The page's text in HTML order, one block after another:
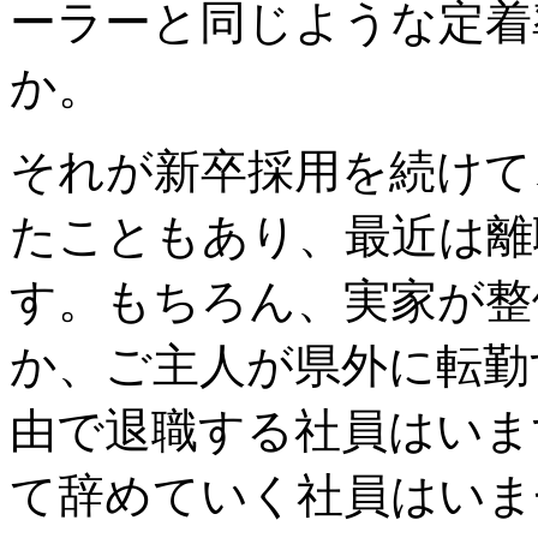
ーラーと同じような定
か。
それが新卒採用を続け
たこともあり、最近は
す。もちろん、実家が
か、ご主人が県外に転
由で退職する社員はい
て辞めていく社員はい